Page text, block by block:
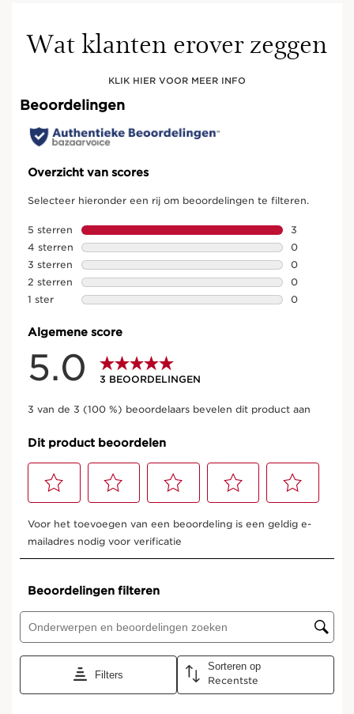
Wat klanten erover zeggen
KLIK HIER VOOR MEER INFO